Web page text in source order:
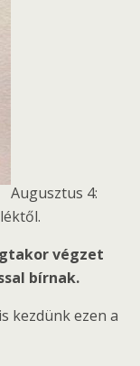
Augusztus 4:
végzet
bírnak.
kezdünk ezen a